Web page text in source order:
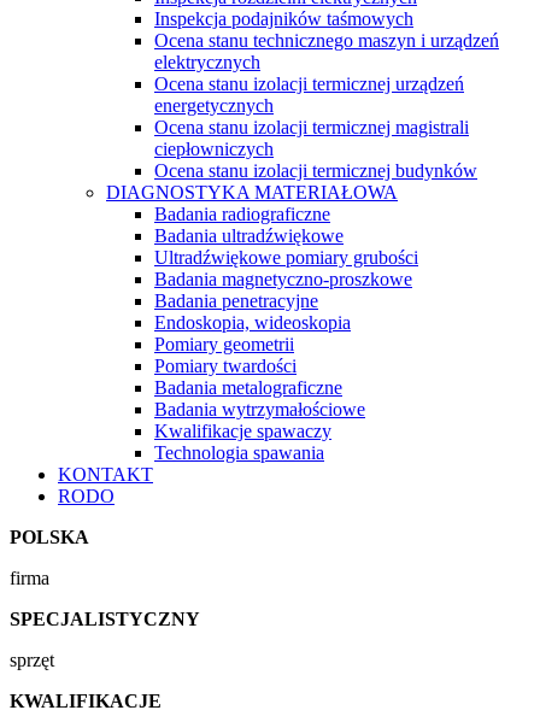
Inspekcja podajników taśmowych
Ocena stanu technicznego maszyn i urządzeń
elektrycznych
Ocena stanu izolacji termicznej urządzeń
energetycznych
Ocena stanu izolacji termicznej magistrali
ciepłowniczych
Ocena stanu izolacji termicznej budynków
DIAGNOSTYKA MATERIAŁOWA
Badania radiograficzne
Badania ultradźwiękowe
Ultradźwiękowe pomiary grubości
Badania magnetyczno-proszkowe
Badania penetracyjne
Endoskopia, wideoskopia
Pomiary geometrii
Pomiary twardości
Badania metalograficzne
Badania wytrzymałościowe
Kwalifikacje spawaczy
Technologia spawania
KONTAKT
RODO
POLSKA
firma
SPECJALISTYCZNY
sprzęt
KWALIFIKACJE